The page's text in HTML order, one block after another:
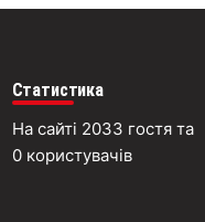
Статистика
На сайті 2033 гостя та
0 користувачів